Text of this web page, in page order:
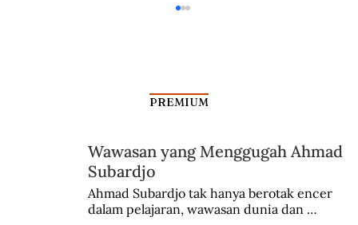
Dalam Jangkauan Radar Bung Kecil
PREMIUM
Wawasan yang Menggugah Ahmad
Subardjo
Ahmad Subardjo tak hanya berotak encer
dalam pelajaran, wawasan dunia dan